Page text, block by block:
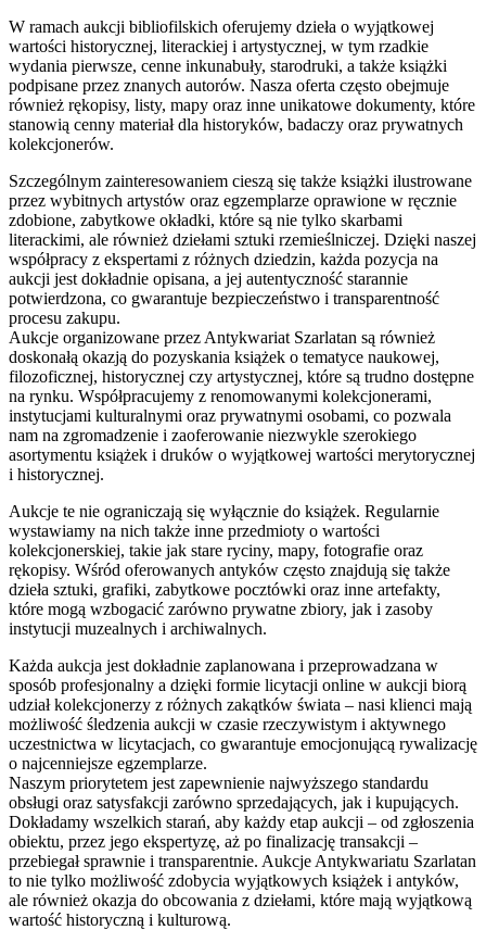
W ramach aukcji bibliofilskich oferujemy dzieła o wyjątkowej
wartości historycznej, literackiej i artystycznej, w tym rzadkie
wydania pierwsze, cenne inkunabuły, starodruki, a także książki
podpisane przez znanych autorów. Nasza oferta często obejmuje
również rękopisy, listy, mapy oraz inne unikatowe dokumenty, które
stanowią cenny materiał dla historyków, badaczy oraz prywatnych
kolekcjonerów.
Szczególnym zainteresowaniem cieszą się także książki ilustrowane
przez wybitnych artystów oraz egzemplarze oprawione w ręcznie
zdobione, zabytkowe okładki, które są nie tylko skarbami
literackimi, ale również dziełami sztuki rzemieślniczej. Dzięki naszej
współpracy z ekspertami z różnych dziedzin, każda pozycja na
aukcji jest dokładnie opisana, a jej autentyczność starannie
potwierdzona, co gwarantuje bezpieczeństwo i transparentność
procesu zakupu.
Aukcje organizowane przez Antykwariat Szarlatan są również
doskonałą okazją do pozyskania książek o tematyce naukowej,
filozoficznej, historycznej czy artystycznej, które są trudno dostępne
na rynku. Współpracujemy z renomowanymi kolekcjonerami,
instytucjami kulturalnymi oraz prywatnymi osobami, co pozwala
nam na zgromadzenie i zaoferowanie niezwykle szerokiego
asortymentu książek i druków o wyjątkowej wartości merytorycznej
i historycznej.
Aukcje te nie ograniczają się wyłącznie do książek. Regularnie
wystawiamy na nich także inne przedmioty o wartości
kolekcjonerskiej, takie jak stare ryciny, mapy, fotografie oraz
rękopisy. Wśród oferowanych antyków często znajdują się także
dzieła sztuki, grafiki, zabytkowe pocztówki oraz inne artefakty,
które mogą wzbogacić zarówno prywatne zbiory, jak i zasoby
instytucji muzealnych i archiwalnych.
Każda aukcja jest dokładnie zaplanowana i przeprowadzana w
sposób profesjonalny a dzięki formie licytacji online w aukcji biorą
udział kolekcjonerzy z różnych zakątków świata – nasi klienci mają
możliwość śledzenia aukcji w czasie rzeczywistym i aktywnego
uczestnictwa w licytacjach, co gwarantuje emocjonującą rywalizację
o najcenniejsze egzemplarze.
Naszym priorytetem jest zapewnienie najwyższego standardu
obsługi oraz satysfakcji zarówno sprzedających, jak i kupujących.
Dokładamy wszelkich starań, aby każdy etap aukcji – od zgłoszenia
obiektu, przez jego ekspertyzę, aż po finalizację transakcji –
przebiegał sprawnie i transparentnie. Aukcje Antykwariatu Szarlatan
to nie tylko możliwość zdobycia wyjątkowych książek i antyków,
ale również okazja do obcowania z dziełami, które mają wyjątkową
wartość historyczną i kulturową.